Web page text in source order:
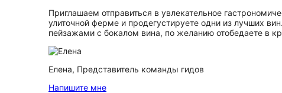
Приглашаем отправиться в увлекательное
улиточной ферме и продегустируете одни из лучших
пейзажами с бокалом вина, по желанию отобедаете в
Елена, Представитель команды гидов
Напишите мне